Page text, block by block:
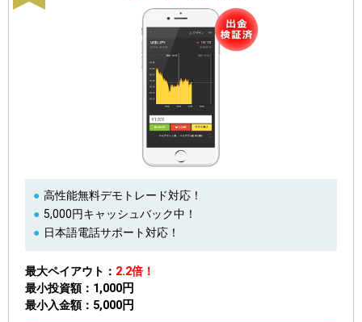
高性能無料デモトレード対応！
5,000円キャッシュバック中！
日本語電話サポート対応！
最大ペイアウト
2.2倍！
最小投資額
1,000円
最小入金額 5,000円